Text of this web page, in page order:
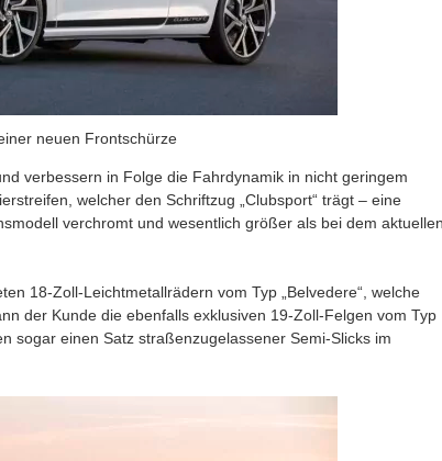
neuen Frontschürze
verbessern in Folge die Fahrdynamik in nicht geringem
welcher den Schriftzug „Clubsport“ trägt – eine
verchromt und wesentlich größer als bei dem
18-Zoll-Leichtmetallrädern vom Typ „Belvedere“, welche
der Kunde die ebenfalls exklusiven 19-Zoll-Felgen vom Typ
sogar einen Satz straßenzugelassener Semi-Slicks im